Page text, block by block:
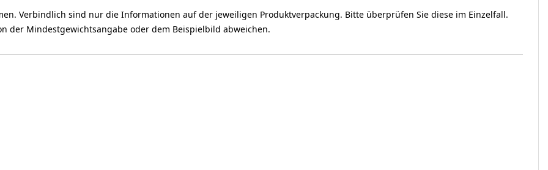
Verbindlich sind nur die Informationen auf der jeweiligen Produktverpackung. Bitte überprüfen Sie diese im Einzelfall.
der Mindestgewichtsangabe oder dem Beispielbild abweichen.